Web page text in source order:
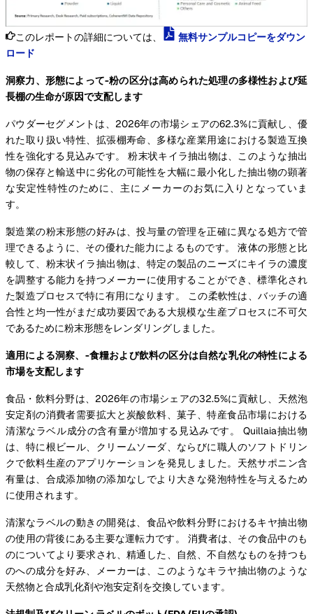
このレポートの詳細については、
無料サンプルコピーをダウン
ロード
洞察力、形態によって-粉の区分は高められた処理の多様性および延
長棚の生命が原因で支配します
パウダーセグメントは、2026年の市場シェアの62.3%に貢献し、優
れた取り扱い特性、拡張棚寿命、多様な産業用途における製造互換
性を強化する見込みです。 粉末状キイラ抽出物は、このような抽出
物の保存と輸送中に劣化の可能性を大幅に最小化した抽出物の顕著
な安定性特性のために、主にメーカーのお気に入りとなっていま
す。
製造業の粉末形態の好みは、投与量の管理を正確に異なる処方で管
理できるように、その優れた能力によるものです。 液体の形態と比
較して、粉末状イラ抽出物は、特定の製品のニーズにキイラの濃度
を調整する能力を持つメーカーに使用することができ、標準化され
た製造プロセスで特に有用になります。 この柔軟性は、バッチの適
合性と均一性がまだ成功要因である大規模な生産プロセスに不可欠
であるために粉末形態をレンダリングしました。
適用による洞察、-食糧および飲料の区分は自然な乳化の特性による
市場を支配します
食品・飲料分野は、2026年の市場シェアの32.5%に貢献し、天然泡
安定剤の消費者需要拡大と炭酸飲料、菓子、特産食品市場における
清潔なラベル成分の含有量が増加する見込みです。 Quillaia抽出物
は、特に根ビール、クリームソーダ、ならびに職人のソフトドリン
クで飲料生産のアプリケーションを発見しました。天然サポニン含
有量は、合成添加物の添加なしでより大きな発泡特性を与えるため
に使用されます。
清潔なラベルの動きの開発は、食品や飲料分野におけるキヤ抽出物
の使用の背後にある主要な運転力です。 消費者は、その食品中のも
のについてより要求され、精通した、自然、不自然なものを持つも
のへの成分を好み、メーカーは、このようなキラヤ抽出物のような
天然物と合成乳化剤や泡安定剤を交換しています。